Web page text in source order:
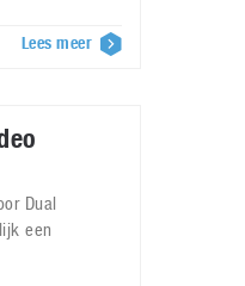
Lees meer
Dual
een